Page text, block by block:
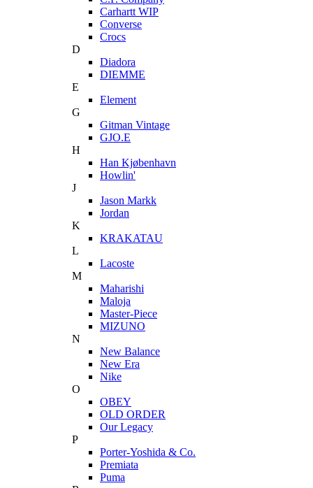
Carhartt WIP
Converse
Crocs
D
Diadora
DIEMME
E
Element
G
Gitman Vintage
GJO.E
H
Han Kjøbenhavn
Howlin'
J
Jason Markk
Jordan
K
KRAKATAU
L
Lacoste
M
Maharishi
Maloja
Master-Piece
MIZUNO
N
New Balance
New Era
Nike
O
OBEY
OLD ORDER
Our Legacy
P
Porter-Yoshida & Co.
Premiata
Puma